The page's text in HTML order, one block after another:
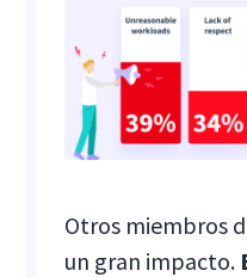
Otros miembros
un gran impacto.